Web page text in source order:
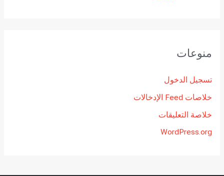
منوعات
تسجيل الدخول
خلاصات Feed الإدخالات
خلاصة التعليقات
WordPress.org